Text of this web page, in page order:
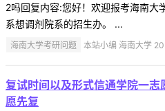
2吗回复内容:您好！欢迎报考海南大
系想调剂院系的招生办。 ...
海南大学考研问题 本站小编 海南大学
复试时间以及形式信通学院一
愿先复